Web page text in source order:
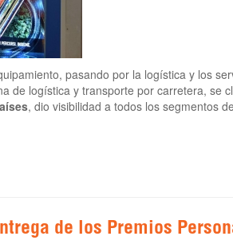
pasando por la logística y los
de logística y transporte por carretera, se
, dio visibilidad a todos los segmentos
de los Premios